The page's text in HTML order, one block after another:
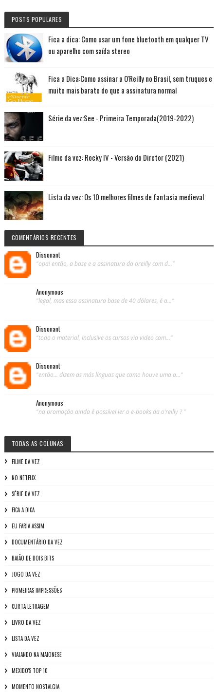
POSTS POPULARES
Fica a dica: Como usar um fone bluetooth em qualquer TV
ou aparelho com saída stereo
Fica a Dica:Como assinar a O'Reilly no Brasil, sem truques e
muito mais barato do que a assinatura normal
Série da vez:See - Primeira Temporada(2019-2022)
Filme da vez: Rocky IV - Versão do Diretor (2021)
Lista da vez: Os 10 melhores filmes de fantasia medieval
COMENTÁRIOS RECENTES
Dissonant
"opa! então, a base e a assinatura da oreilly com d..."
Anonymous
"legal, mas essa assinatura base de 40 dólares, é a..."
Dissonant
"todo o material, inclusive os cursos via video com..."
Dissonant
"então... dizem as más línguas que como houve uma a..."
Anonymous
"na promoção ainda é possível ler o e-books da o’reilly ? "
TODAS AS COLUNAS
FILME DA VEZ
NO NETFLIX
SÉRIE DA VEZ
FICA A DICA
EU FARIA ASSIM
DOCUMENTÁRIO DA VEZ
BAIÃO DE DOIS BITS
JOGO DA VEZ
PRIMEIRAS IMPRESSÕES
CURTA LETRAGEM
LIVRO DA VEZ
LISTA DA VEZ
VIAJANDO NA MAIONESE
MEXIDO'S TOP 10
MOMENTO NOSTALGIA